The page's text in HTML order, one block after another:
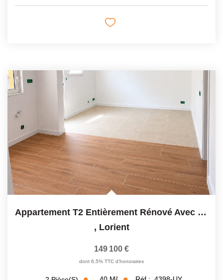
Appartement T2 Entièrement Rénové Avec Terrasse - Esprit...
, Lorient
149 100 €
dont 6,5% TTC d'honoraires